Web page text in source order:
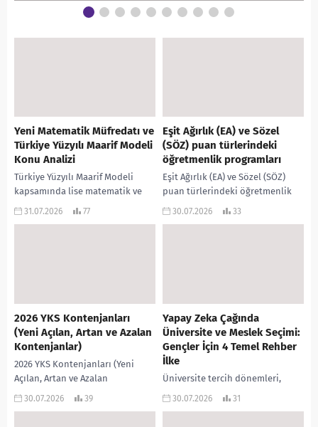
Yeni Matematik Müfredatı ve
Türkiye Yüzyılı Maarif Modeli
Konu Analizi
Türkiye Yüzyılı Maarif Modeli
kapsamında lise matematik ve
geometri müfredatlarında
31.07.2026 77
Eşit Ağırlık (EA) ve Sözel
(SÖZ) puan türlerindeki
öğretmenlik programları
Eşit Ağırlık (EA) ve Sözel (SÖZ)
puan türlerindeki öğretmenlik
programlarına ait kontenjanlar
30.07.2026 33
2026 YKS Kontenjanları
(Yeni Açılan, Artan ve Azalan
Kontenjanlar)
2026 YKS Kontenjanları (Yeni
Açılan, Artan ve Azalan
Kontenjanlar) ile ilgili öne çıkan
30.07.2026 39
Yapay Zeka Çağında
Üniversite ve Meslek Seçimi:
Gençler İçin 4 Temel Rehber
İlke
Üniversite tercih dönemleri,
gençler ve aileleri için genellikle
30.07.2026 31